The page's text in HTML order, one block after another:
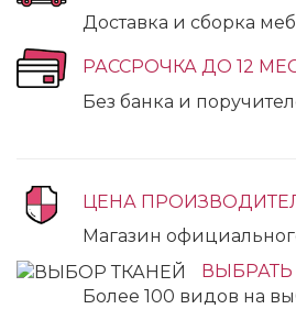
Доставка и сборка
РАССРОЧКА ДО 12
Без банка и
ЦЕНА
Магазин
Более 100 видов на